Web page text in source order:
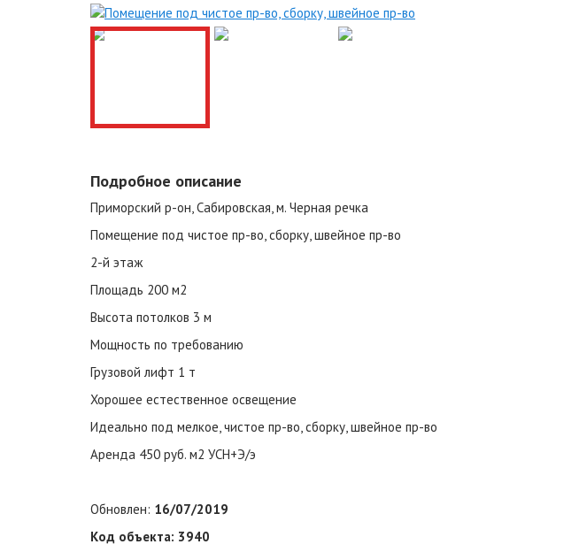
Подробное описание
Приморский р-он, Сабировская, м. Черная речка
Помещение под чистое пр-во, сборку, швейное пр-во
2-й этаж
Площадь 200 м2
Высота потолков 3 м
Мощность по требованию
Грузовой лифт 1 т
Хорошее естественное освещение
Идеально под мелкое, чистое пр-во, сборку, швейное пр-во
Аренда 450 руб. м2 УСН+Э/э
Обновлен: 16/07/2019
Код объекта: 3940